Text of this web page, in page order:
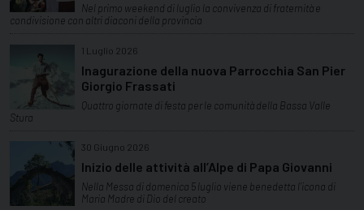
Nel primo weekend di luglio la convivenza di fraternità e
condivisione con altri diaconi della provincia
1 Luglio 2026
Inagurazione della nuova Parrocchia San Pier
Giorgio Frassati
Quattro giornate di festa per le comunità della Bassa Valle
Stura
30 Giugno 2026
Inizio delle attività all’Alpe di Papa Giovanni
Nella Messa di domenica 5 luglio viene benedetta l’icona di
Maria Madre di Dio del creato